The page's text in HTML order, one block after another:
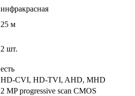
инфракрасная
25 м
2 шт.
есть
HD-CVI, HD-TVI, AHD, MHD
2 MP progressive scan CMOS